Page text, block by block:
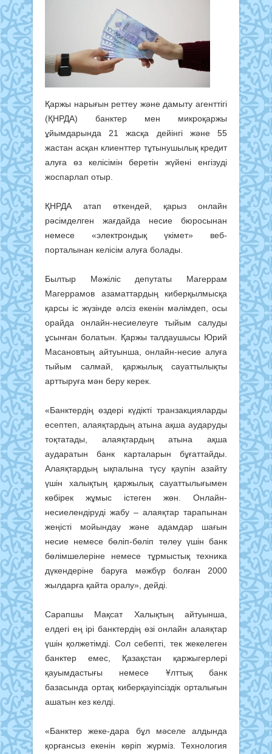
Қаржы нарығын реттеу және дамыту агенттігі
(ҚНРДА) банктер мен микро­қаржы
ұйымдарында 21 жасқа дейінгі және 55
жастан асқан клиенттер тұтынушылық кредит
алуға өз келісімін беретін жүйені енгізуді
жоспарлап отыр.
ҚНРДА атап өткендей, қарыз онлайн
рәсімделген жағдайда несие бюросынан
немесе «электрондық үкімет» веб-
порталынан келісім алуға болады.
Былтыр Мәжіліс депутаты Магеррам
Магеррамов азаматтардың киберқылмысқа
қарсы іс жүзінде әлсіз екенін мәлімдеп, осы
орайда онлайн-несие­леуге тыйым салуды
ұсынған болатын. Қаржы тал­даушысы Юрий
Масановтың айтуынша, онлайн-­несие алуға
тыйым салмай, қаржылық сауатты­лықты
арттыруға мән беру керек.
«Банктердің өздері күдікті транзакцияларды
есептеп, алаяқтардың атына ақша аударуды
тоқтатады, алаяқтардың атына ақша
аударатын банк карталарын бұғаттайды.
Алаяқтардың ықпалы­на түсу қаупін азайту
үшін халықтың қаржы­лық сауаттылығымен
көбірек жұмыс істеген жөн. Онлайн-
несиелендіруді жабу – алаяқтар тарапынан
жеңісті мойындау және адамдар шағын
несие немесе бөліп-бөліп төлеу үшін банк
бөлімшелеріне немесе тұрмыстық техника
дүкендеріне баруға мәжбүр болған 2000
жылдарға қайта оралу», дейді.
Сарапшы Мақсат Халықтың айтуынша,
елдегі ең ірі банктердің өзі онлайн алаяқтар
үшін қолжетімді. Сол себепті, тек жекелеген
банктер емес, Қазақстан қаржыгерлері
қауымдастығы немесе Ұлттық банк
базасында ортақ киберқауіпсіздік орталығын
ашатын кез келді.
«Банктер жеке-дара бұл мәселе алдында
қорған­сыз екенін көріп жүрміз. Технология